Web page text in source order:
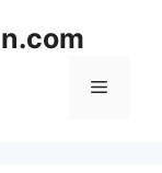
Menu